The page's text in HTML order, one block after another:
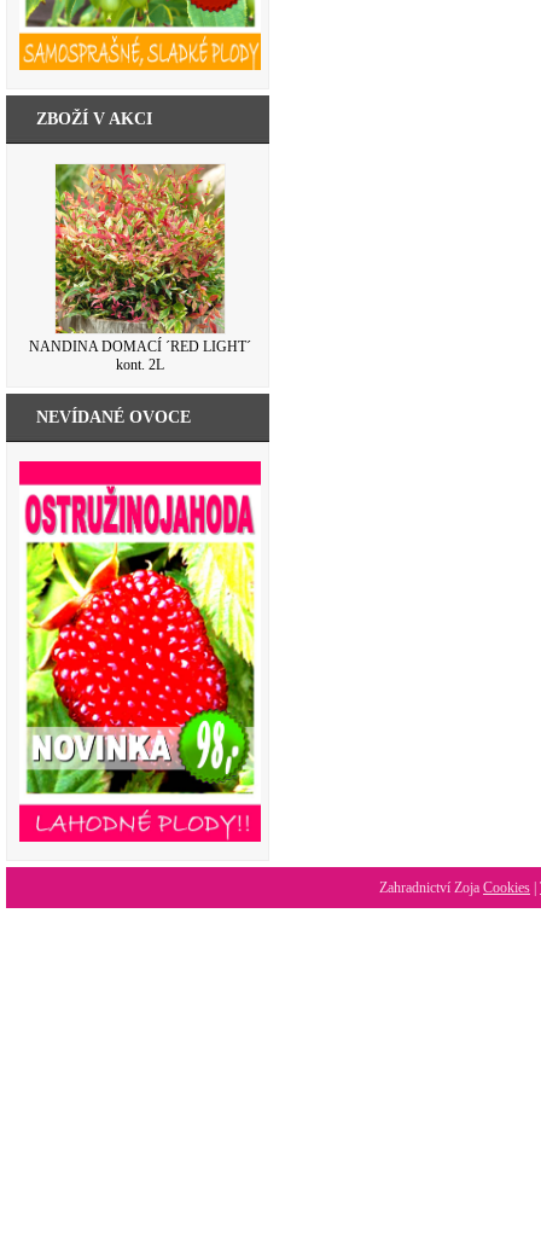
ZBOŽÍ V AKCI
NANDINA DOMACÍ ´RED LIGHT´
kont. 2L
NEVÍDANÉ OVOCE
Zahradnictví Zoja Cookies